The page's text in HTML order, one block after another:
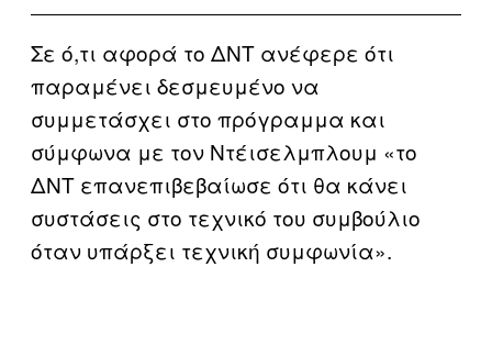
Σε ό,τι αφορά το ΔΝΤ ανέφερε ότι
παραμένει δεσμευμένο να
συμμετάσχει στο πρόγραμμα και
σύμφωνα με τον Ντέισελμπλουμ «το
ΔΝΤ επανεπιβεβαίωσε ότι θα κάνει
συστάσεις στο τεχνικό του συμβούλιο
όταν υπάρξει τεχνική συμφωνία».